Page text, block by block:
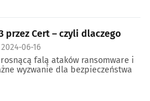
przez Cert – czyli dlaczego
2024-06-16
rosnącą falą ataków ransomware i
wyzwanie dla bezpieczeństwa